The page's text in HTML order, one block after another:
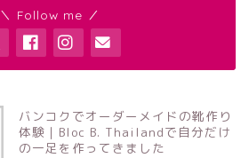
＼ Follow me ／
バンコクでオーダーメイドの靴作り
体験｜Bloc B. Thailandで自分だけ
の一足を作ってきました